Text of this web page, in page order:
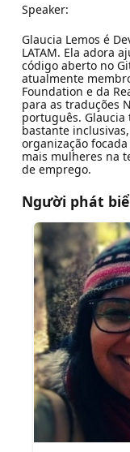
Speaker:
Glaucia Lemos é
LATAM. Ela adora
código aberto no
atualmente
Foundation e da
para as traduções
português.
bastante
organização
mais mulheres na
de emprego.
Người phát